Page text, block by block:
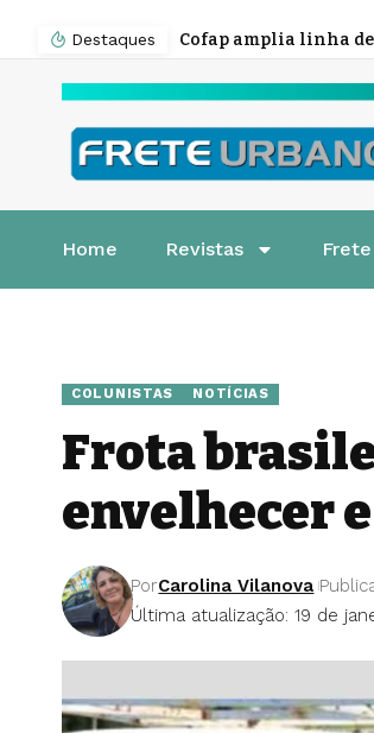
Destaques
Home Revistas
COLUNISTAS NOTÍCIAS
Frota
envelhecer
Última atualização: 19 de
PorCarolina Vilanova